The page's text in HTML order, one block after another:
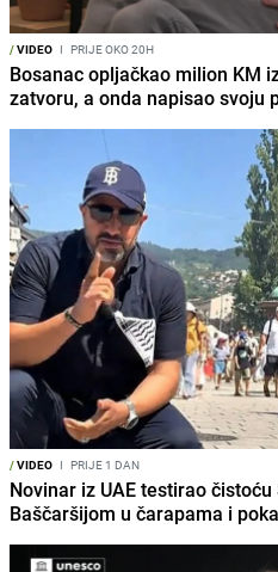
/VIDEO I PRIJE OKO 20H
Bosanac opljačkao milion KM
zatvoru, a onda napisao svoju
/VIDEO I PRIJE 1 DAN
Novinar iz UAE testirao
Baščaršijom u čarapama i